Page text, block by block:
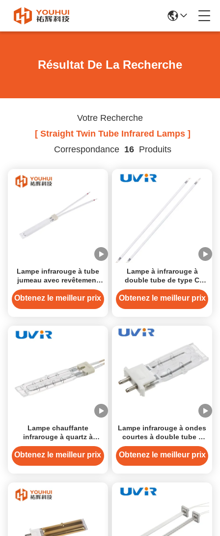
Résultat De La Recherche
Votre Recherche
[ Straight Twin Tube Infrared Lamps ]
Correspondance 16Produits
Lampe infrarouge à tube
jumeau avec revêtement
céramique blanc, temps de
chauffe rapide de 2s et
puissance de 200-4000W
Obtenez le meilleur prix
Lampe à infrarouge à
double tube de type C
6670W 11x23 mm
revêtement blanc
Obtenez le meilleur prix
Lampe chauffante
infrarouge à quartz à
double tube 55V 400W
Obtenez le meilleur prix
Lampe infrarouge à ondes
courtes à double tube à
revêtement blanc 250W
115V
Obtenez le meilleur prix